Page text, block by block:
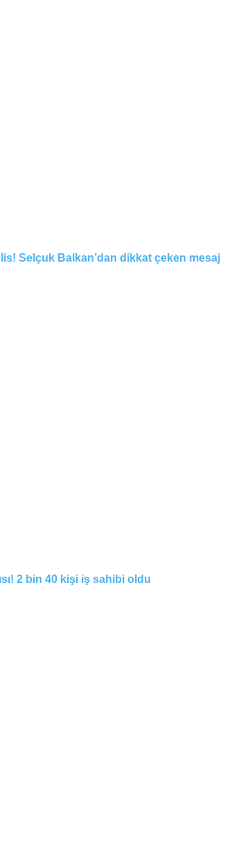
Selçuk Balkan’dan dikkat çeken mesaj
2 bin 40 kişi iş sahibi oldu